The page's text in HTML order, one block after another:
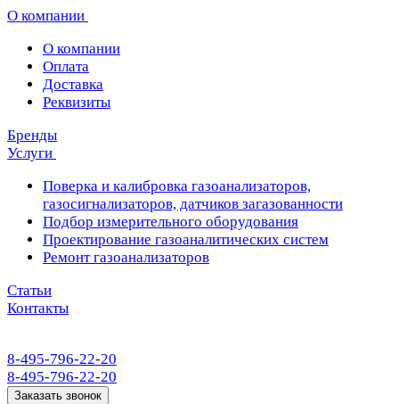
О компании
О компании
Оплата
Доставка
Реквизиты
Бренды
Услуги
Поверка и калибровка газоанализаторов,
газосигнализаторов, датчиков загазованности
Подбор измерительного оборудования
Проектирование газоаналитических систем
Ремонт газоанализаторов
Статьи
Контакты
8-495-796-22-20
8-495-796-22-20
Заказать звонок